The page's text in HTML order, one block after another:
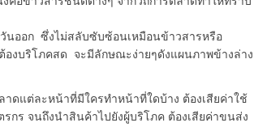
อก ซึ่งไม่สลับซับซ้อนเหมือนข้าวสารหรือ
องบริโภคสด จะมีลักษณะง่ายๆดังแผนภาพข้างล่าง
ดแต่ละหน้าที่มีใครทำหน้าที่ใดบ้าง ต้องเสียค่าใช้
กร จนถึงนำสินค้าไปยังผู้บริโภค ต้องเสียค่าขนส่ง